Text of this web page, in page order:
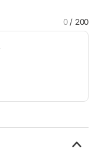
0/ 200